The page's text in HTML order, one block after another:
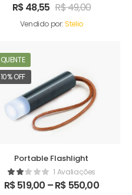
R$48,55 R$49,00
Vendido por:Stelio
QUENTE
10% OFF
Portable Flashlight
1 Avaliações
R$519,00 –R$ 550,00